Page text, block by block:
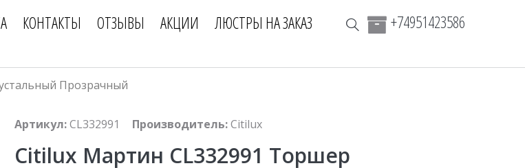
КОНТАКТЫ ОТЗЫВЫ АКЦИИ ЛЮСТРЫ НА ЗАКАЗ +74951423586
Прозрачный
Артикул:CL332991 Производитель:Citilux
Citilux Мартин CL332991 Торшер